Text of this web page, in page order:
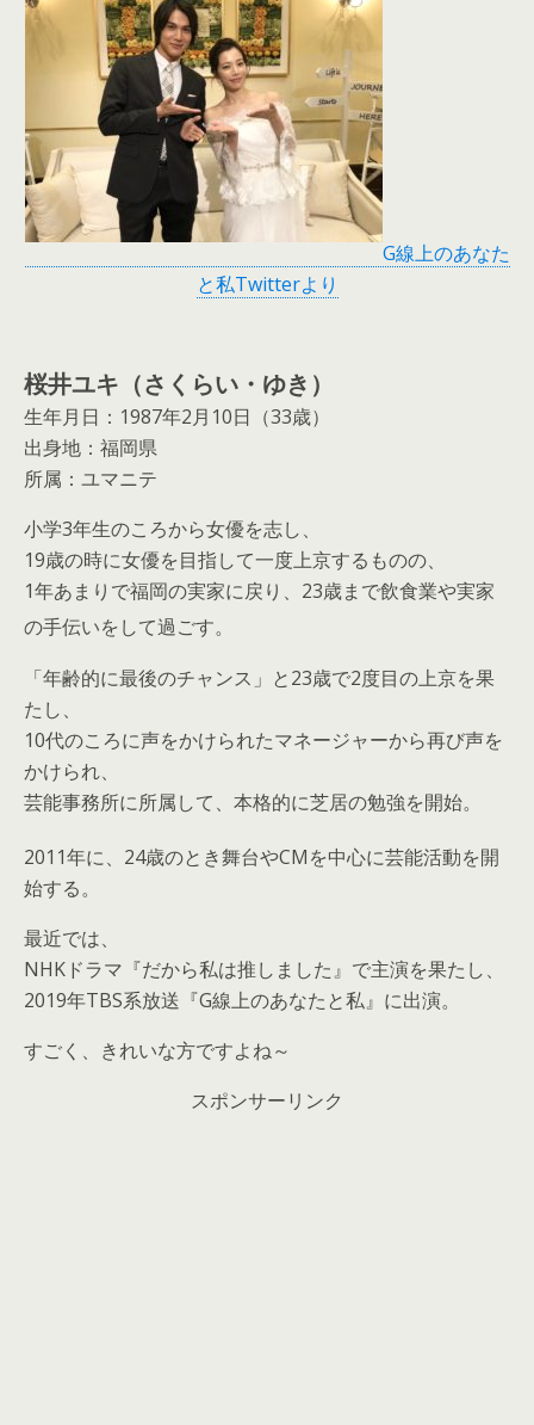
G線上のあなた
と私Twitterより
桜井ユキ（さくらい・ゆき）
生年月日：1987年2月10日（33歳）
出身地：福岡県
所属：ユマニテ
小学3年生のころから女優を志し、
19歳の時に女優を目指して一度上京するものの、
1年あまりで福岡の実家に戻り、23歳まで飲食業や実家
の手伝いをして過ごす。
「年齢的に最後のチャンス」と23歳で2度目の上京を果
たし、
10代のころに声をかけられたマネージャーから再び声を
かけられ、
芸能事務所に所属して、本格的に芝居の勉強を開始。
2011年に、24歳のとき舞台やCMを中心に芸能活動を開
始する。
最近では、
NHKドラマ『だから私は推しました』で主演を果たし、
2019年TBS系放送『G線上のあなたと私』に出演。
すごく、きれいな方ですよね～
スポンサーリンク